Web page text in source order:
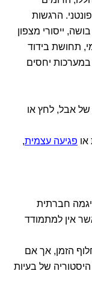
הרגשות
ייסורי מצפון
תחושת בידוד
במערכות יחסים
של אבל, לחץ או
פגיעה עצמית,
חברתית
אין למתמודד
הזמן, אך אם
היסטוריה של בעיות